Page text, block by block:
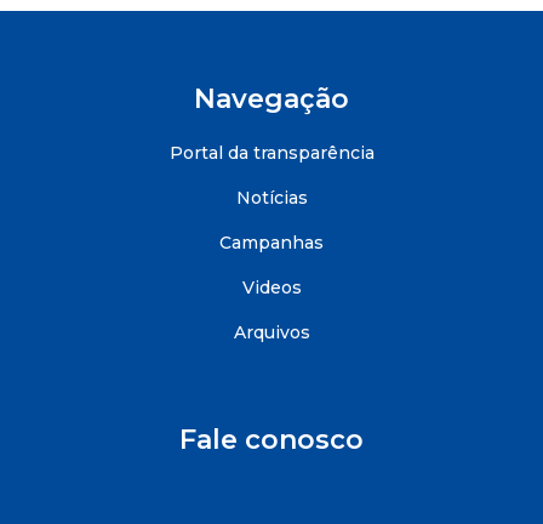
Navegação
Portal da transparência
Notícias
Campanhas
Videos
Arquivos
Fale conosco